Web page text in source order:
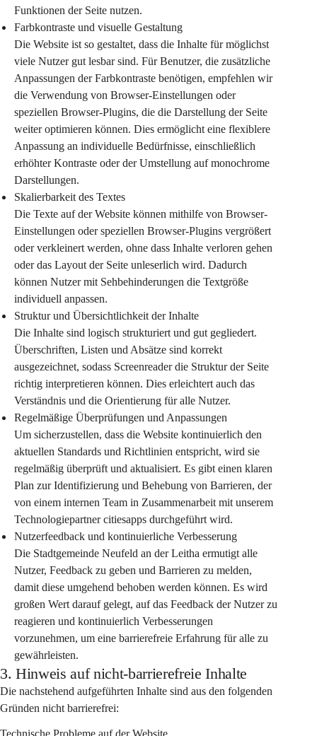
Funktionen der Seite nutzen.
Farbkontraste und visuelle Gestaltung
Die Website ist so gestaltet, dass die Inhalte für möglichst
viele Nutzer gut lesbar sind. Für Benutzer, die zusätzliche
Anpassungen der Farbkontraste benötigen, empfehlen wir
die Verwendung von Browser-Einstellungen oder
speziellen Browser-Plugins, die die Darstellung der Seite
weiter optimieren können. Dies ermöglicht eine flexiblere
Anpassung an individuelle Bedürfnisse, einschließlich
erhöhter Kontraste oder der Umstellung auf monochrome
Darstellungen.
Skalierbarkeit des Textes
Die Texte auf der Website können mithilfe von Browser-
Einstellungen oder speziellen Browser-Plugins vergrößert
oder verkleinert werden, ohne dass Inhalte verloren gehen
oder das Layout der Seite unleserlich wird. Dadurch
können Nutzer mit Sehbehinderungen die Textgröße
individuell anpassen.
Struktur und Übersichtlichkeit der Inhalte
Die Inhalte sind logisch strukturiert und gut gegliedert.
Überschriften, Listen und Absätze sind korrekt
ausgezeichnet, sodass Screenreader die Struktur der Seite
richtig interpretieren können. Dies erleichtert auch das
Verständnis und die Orientierung für alle Nutzer.
Regelmäßige Überprüfungen und Anpassungen
Um sicherzustellen, dass die Website kontinuierlich den
aktuellen Standards und Richtlinien entspricht, wird sie
regelmäßig überprüft und aktualisiert. Es gibt einen klaren
Plan zur Identifizierung und Behebung von Barrieren, der
von einem internen Team in Zusammenarbeit mit unserem
Technologiepartner citiesapps durchgeführt wird.
Nutzerfeedback und kontinuierliche Verbesserung
Die Stadtgemeinde Neufeld an der Leitha ermutigt alle
Nutzer, Feedback zu geben und Barrieren zu melden,
damit diese umgehend behoben werden können. Es wird
großen Wert darauf gelegt, auf das Feedback der Nutzer zu
reagieren und kontinuierlich Verbesserungen
vorzunehmen, um eine barrierefreie Erfahrung für alle zu
gewährleisten.
3. Hinweis auf nicht-barrierefreie Inhalte
Die nachstehend aufgeführten Inhalte sind aus den folgenden
Gründen nicht barrierefrei:
Technische Probleme auf der Website